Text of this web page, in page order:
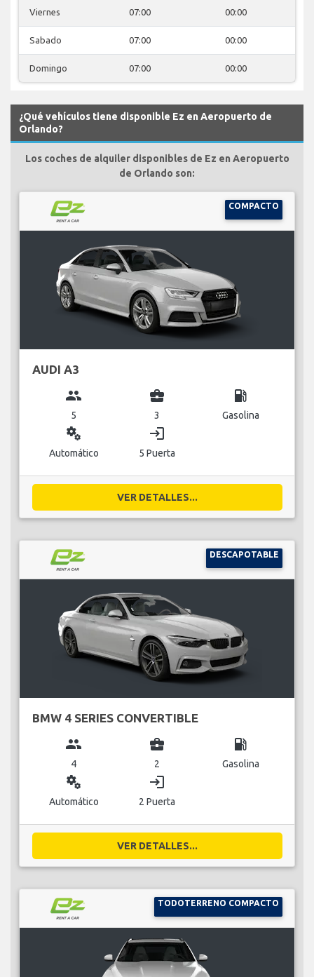
Viernes 07:00 00:00
Sabado 07:00 00:00
Domingo 07:00 00:00
¿Qué vehículos tiene disponible Ez en Aeropuerto de
Orlando?
Los coches de alquiler disponibles de Ez en Aeropuerto
de Orlando son:
COMPACTO
AUDI A3
group
5
business_center
3
local_gas_station
Gasolina
miscellaneous_services
Automático
login
5 Puerta
VER DETALLES...
DESCAPOTABLE
BMW 4 SERIES CONVERTIBLE
group
4
business_center
2
local_gas_station
Gasolina
miscellaneous_services
Automático
login
2 Puerta
VER DETALLES...
TODOTERRENO COMPACTO